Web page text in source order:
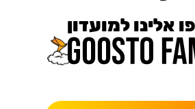
אלינו למועדון